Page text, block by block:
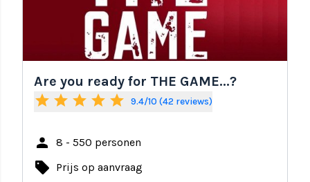
Are you ready for THE GAME...?
star star star star star 9.4/10 (42 reviews)
person 8 - 550 personen
local_offer Prijs op aanvraag